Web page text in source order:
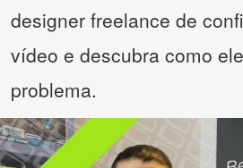
designer freelance de
vídeo e descubra como
problema.